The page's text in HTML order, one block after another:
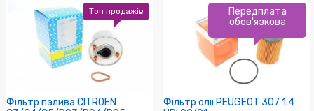
Фільтр палива CITROEN
Топ продажів
Фільтр олії PEUGEOT 307 1.4
Передплата
обов'язкова